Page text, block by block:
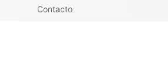
Contacto